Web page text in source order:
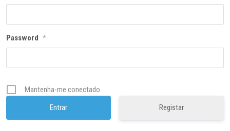
Password *
Mantenha-me conectado
Registar